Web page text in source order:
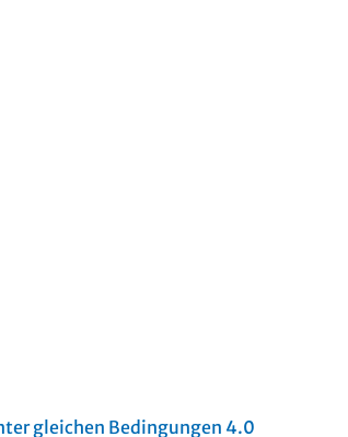
gleichen Bedingungen 4.0